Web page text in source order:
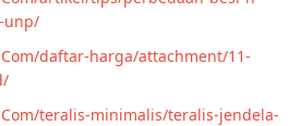
unp/
daftar-harga/attachment/11-
teralis-minimalis/teralis-jendela-